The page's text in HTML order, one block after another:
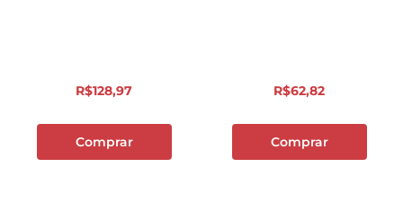
R$128,97
Comprar
R$62,82
Comprar